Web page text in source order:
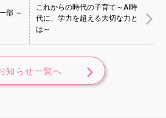
部 ～
これからの時代の子育て～AI時
代に、学力を超える大切な力と
は～
知らせ一覧へ